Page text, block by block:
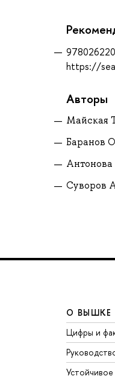
https://
Авторы
Майская
Баранов
Антонова
Суворов
О ВЫШКЕ
Цифры и